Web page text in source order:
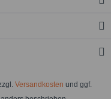
Versandkosten und ggf.